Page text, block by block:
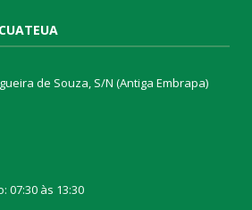
de Souza, S/N (Antiga Embrapa)
07:30 às 13:30